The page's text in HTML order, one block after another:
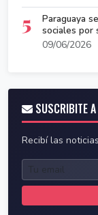
5
Paraguaya
sociales por
09/06/2026
SUSCRIBITE
Recibí las